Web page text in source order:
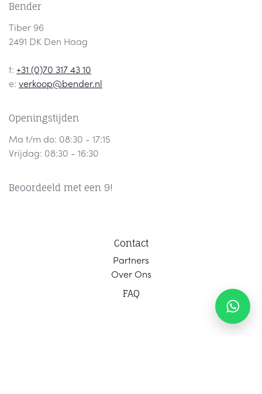
Bender
Tiber 96
2491 DK Den Haag
t: +31 (0)70 317 43 10
e: verkoop@bender.nl
Openingstijden
Ma t/m do: 08:30 - 17:15
Vrijdag: 08:30 - 16:30
Beoordeeld met een 9!
Contact
Partners
Over Ons
FAQ